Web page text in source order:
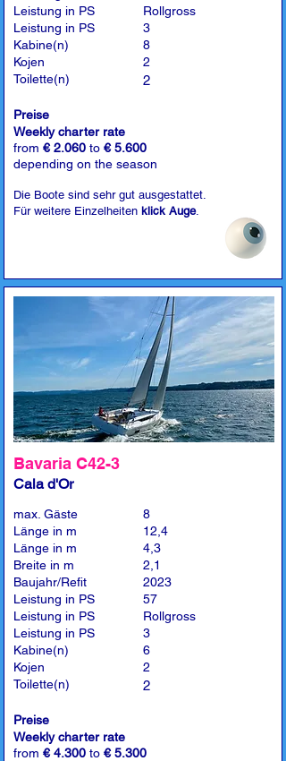
Leistung in PS
Leistung in PS
Kabine(n)
Kojen
Toilette(n)
Rollgross
3
8
2
2
Preise
Weekly charter rate
from € 2.060 to € 5.600
depending on the season
Die Boote sind sehr gut ausgestattet.
Für weitere Einzelheiten klick Auge.
Bavaria C42-3
Cala d'Or
max. Gäste
Länge in m
Länge in m
Breite in m
Baujahr/Refit
Leistung in PS
Leistung in PS
Leistung in PS
Kabine(n)
Kojen
Toilette(n)
8
12,4
4,3
2,1
2023
57
Rollgross
3
6
2
2
Preise
Weekly charter rate
from € 4.300 to € 5.300